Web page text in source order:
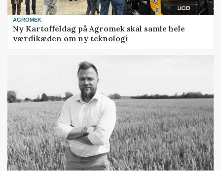
AGROMEK
Ny Kartoffeldag på Agromek skal samle hele
værdikæden om ny teknologi